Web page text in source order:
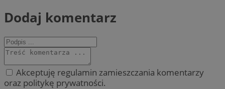
Dodaj komentarz
Akceptuję regulamin zamieszczania komentarzy
oraz politykę prywatności.